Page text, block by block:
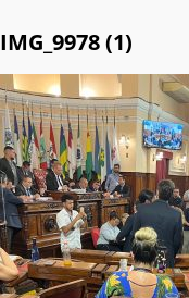
IMG_9978 (1)